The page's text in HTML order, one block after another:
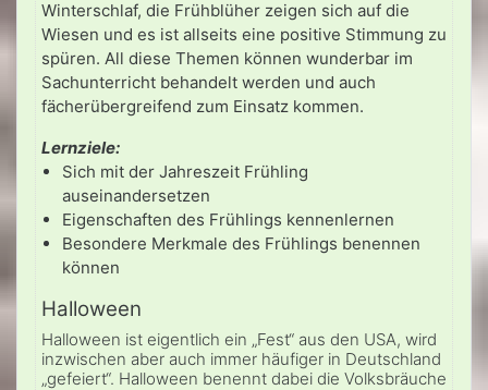
Winterschlaf, die Frühblüher zeigen sich auf die
Wiesen und es ist allseits eine positive Stimmung zu
spüren. All diese Themen können wunderbar im
Sachunterricht behandelt werden und auch
fächerübergreifend zum Einsatz kommen.
Lernziele:
Sich mit der Jahreszeit Frühling
auseinandersetzen
Eigenschaften des Frühlings kennenlernen
Besondere Merkmale des Frühlings benennen
können
Halloween
Halloween ist eigentlich ein „Fest“ aus den USA, wird
inzwischen aber auch immer häufiger in Deutschland
„gefeiert“. Halloween benennt dabei die Volksbräuche